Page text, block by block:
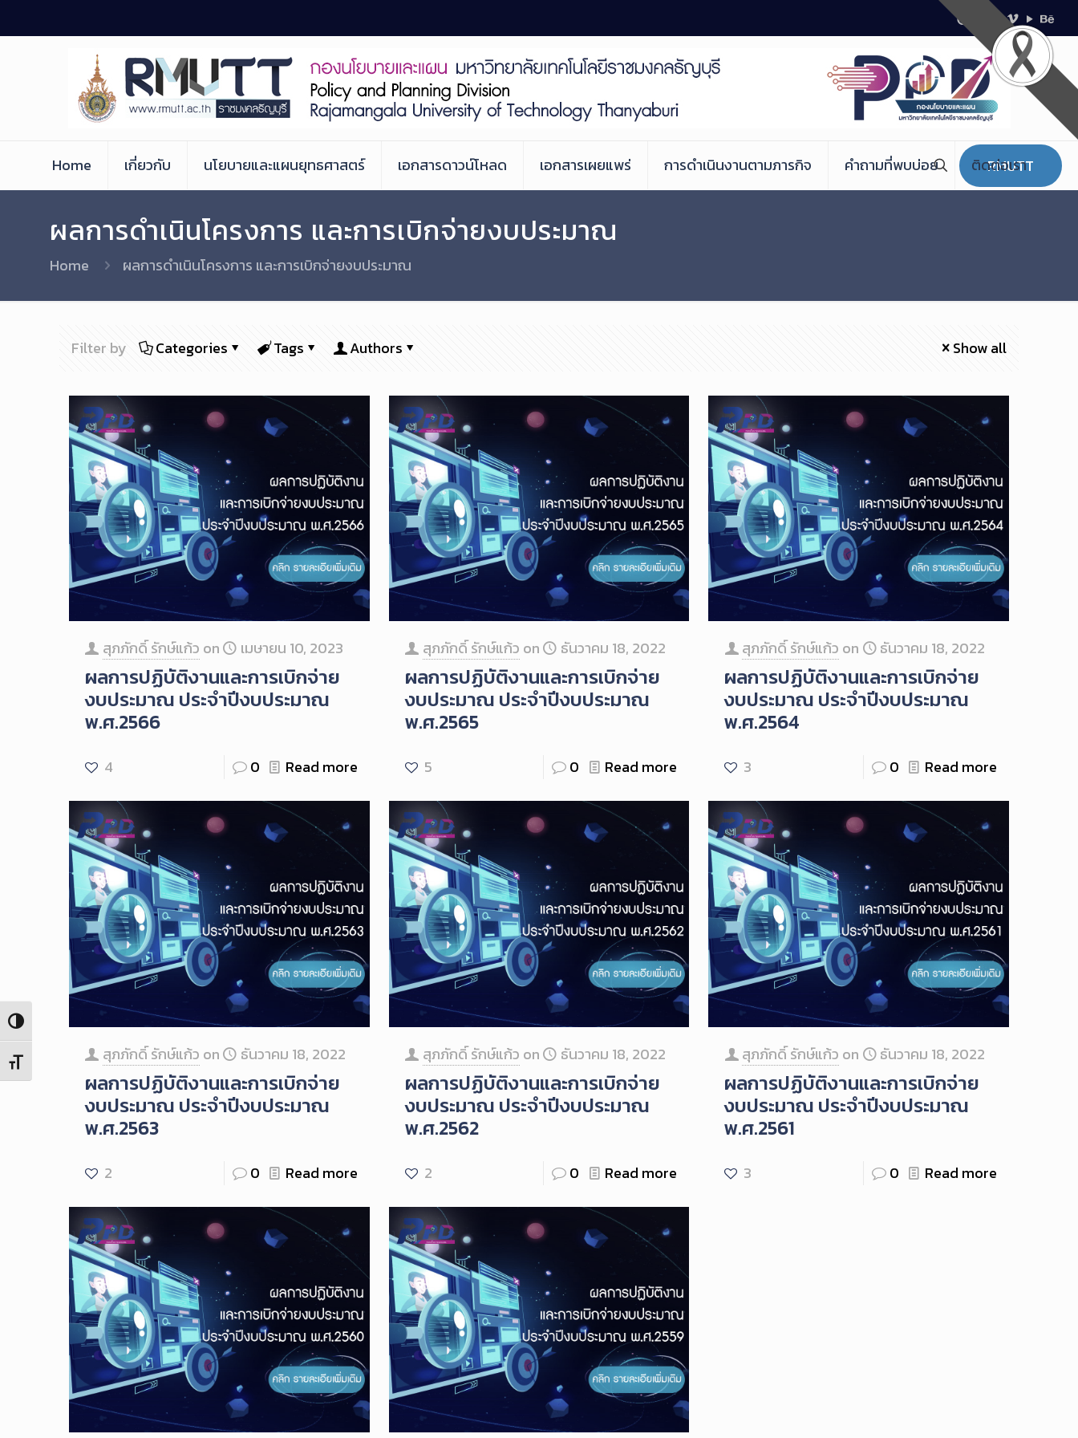
to
Toggle High Contrast
Toggle Font size
Home เกี่ยวกับ นโยบายและแผนยุทธศาสตร์ เอกสารดาวน์โหลด เอกสารเผยแพร่ การดำเนินงานตามภารกิจ คำถามที่พบบ่อย ติดต่อเรา
RMUTT
ผลการดำเนินโครงการ และการเบิกจ่ายงบประมาณ
Home ผลการดำเนินโครงการ และการเบิกจ่ายงบประมาณ
Filter by Categories Tags Authors Show all
สุภภักดิ์ รักษ์แก้ว on เมษายน 10, 2023
ผลการปฏิบัติงานและการเบิกจ่าย
งบประมาณ ประจำปีงบประมาณ
พ.ศ.2566
4 0 Read more
สุภภักดิ์ รักษ์แก้ว on ธันวาคม 18, 2022
ผลการปฏิบัติงานและการเบิกจ่าย
งบประมาณ ประจำปีงบประมาณ
พ.ศ.2565
5 0 Read more
สุภภักดิ์ รักษ์แก้ว on ธันวาคม 18, 2022
ผลการปฏิบัติงานและการเบิกจ่าย
งบประมาณ ประจำปีงบประมาณ
พ.ศ.2564
3 0 Read more
สุภภักดิ์ รักษ์แก้ว on ธันวาคม 18, 2022
ผลการปฏิบัติงานและการเบิกจ่าย
งบประมาณ ประจำปีงบประมาณ
พ.ศ.2563
2 0 Read more
สุภภักดิ์ รักษ์แก้ว on ธันวาคม 18, 2022
ผลการปฏิบัติงานและการเบิกจ่าย
งบประมาณ ประจำปีงบประมาณ
พ.ศ.2562
2 0 Read more
สุภภักดิ์ รักษ์แก้ว on ธันวาคม 18, 2022
ผลการปฏิบัติงานและการเบิกจ่าย
งบประมาณ ประจำปีงบประมาณ
พ.ศ.2561
3 0 Read more